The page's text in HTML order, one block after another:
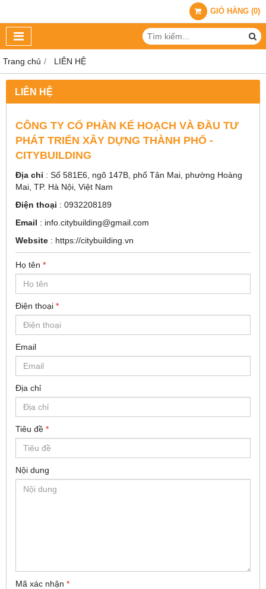
GIỎ HÀNG (0)
Trang chủ LIÊN HỆ
LIÊN HỆ
CÔNG TY CỔ PHẦN KẾ HOẠCH VÀ ĐẦU TƯ
PHÁT TRIỂN XÂY DỰNG THÀNH PHỐ -
CITYBUILDING
Địa chỉ : Số 581E6, ngõ 147B, phố Tân Mai, phường Hoàng
Mai, TP. Hà Nội, Việt Nam
Điện thoại : 0932208189
Email : info.citybuilding@gmail.com
Website : https://citybuilding.vn
Họ tên *
Điện thoại *
Email
Địa chỉ
Tiêu đề *
Nội dung
Mã xác nhận *